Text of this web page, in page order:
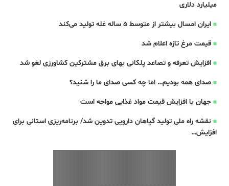
میلیارد دلاری
ایران امسال بیشتر از متوسط 5 ساله غله تولید می‌کند
قیمت مرغ تازه اعلام شد
افزایش تعرفه و تصاعد پلکانی بهای برق مشترکین کشاورزی لغو شد
صدای همه بودیم… اما چه کسی صدای ما را شنید؟
جهان با افزایش قیمت مواد غذایی مواجه است
نقشه راه ملی تولید گیاهان دارویی تدوین شد/ برنامه‌ریزی استانی برای
افزایش…